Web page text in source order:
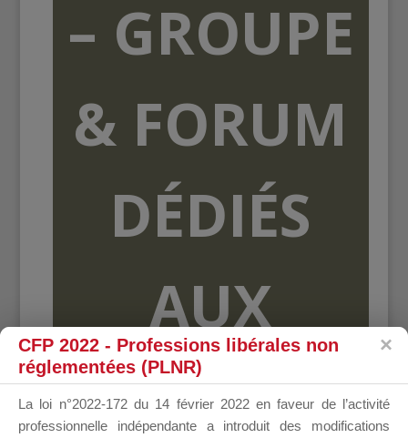
– GROUPE
& FORUM
DÉDIÉS
AUX
CFP 2022 - Professions libérales non
réglementées (PLNR)
La loi n°2022-172 du 14 février 2022 en faveur de l’activité
professionnelle indépendante a introduit des modifications